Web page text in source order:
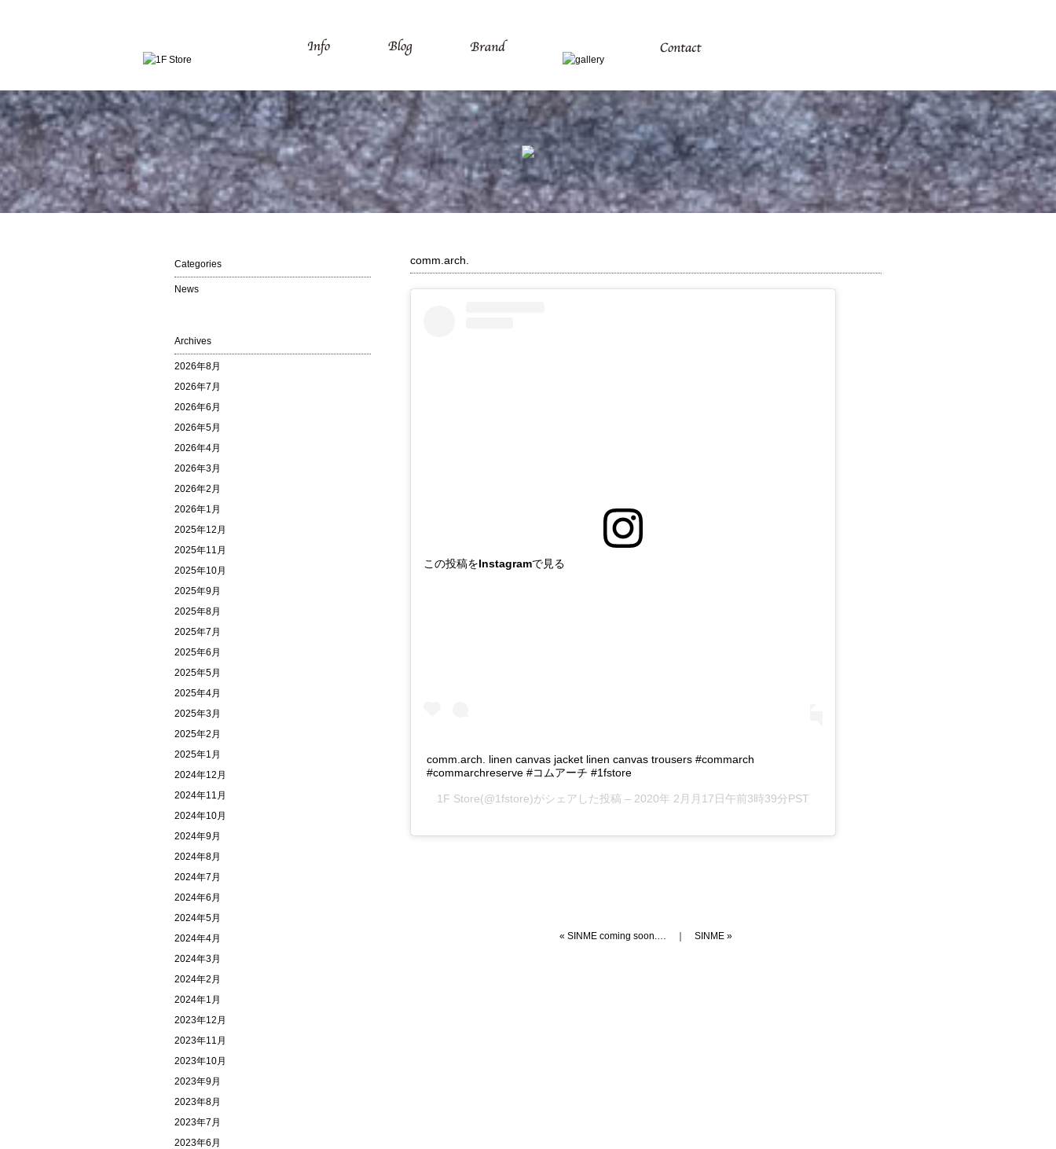
comm.arch.
この投稿をInstagramで見る
comm.arch. linen canvas jacket linen canvas trousers #commarch
#commarchreserve #コムアーチ #1fstore
1F Store(@1fstore)がシェアした投稿 – 2020年 2月月17日午前3時39分PST
« SINME coming soon.… SINME »
Categories
News
Archives
2026年8月
2026年7月
2026年6月
2026年5月
2026年4月
2026年3月
2026年2月
2026年1月
2025年12月
2025年11月
2025年10月
2025年9月
2025年8月
2025年7月
2025年6月
2025年5月
2025年4月
2025年3月
2025年2月
2025年1月
2024年12月
2024年11月
2024年10月
2024年9月
2024年8月
2024年7月
2024年6月
2024年5月
2024年4月
2024年3月
2024年2月
2024年1月
2023年12月
2023年11月
2023年10月
2023年9月
2023年8月
2023年7月
2023年6月